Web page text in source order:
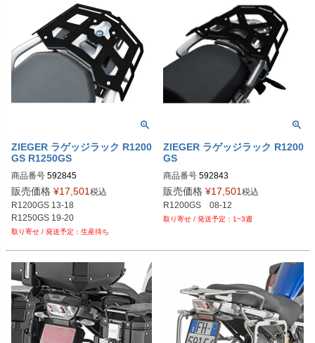
ZIEGER ラゲッジラック R1200
GS R1250GS
商品番号
販売価格 ¥17,501 税込
R1200GS 13-18
R1250GS 19-20
生産待ち
ZIEGER ラゲッジラック R1200
GS
商品番号 592843
販売価格 ¥17,501 税込
R1200GS　08-12
1~3週